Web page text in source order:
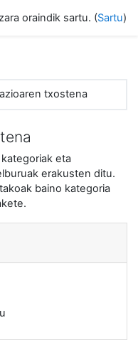
oraindik sartu. (Sartu)
txostena
eta
erakusten ditu.
baino kategoria